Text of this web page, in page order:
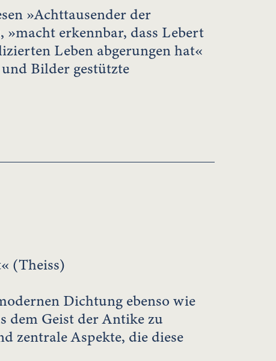
»Achttausender der
erkennbar, dass Lebert
Leben abgerungen hat«
Bilder gestützte
(Theiss)
Dichtung ebenso wie
dem Geist der Antike zu
zentrale Aspekte, die diese